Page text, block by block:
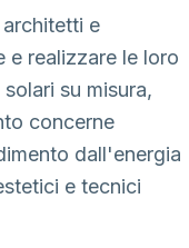
e
e realizzare le loro
su misura,
concerne
dall'energia
e tecnici